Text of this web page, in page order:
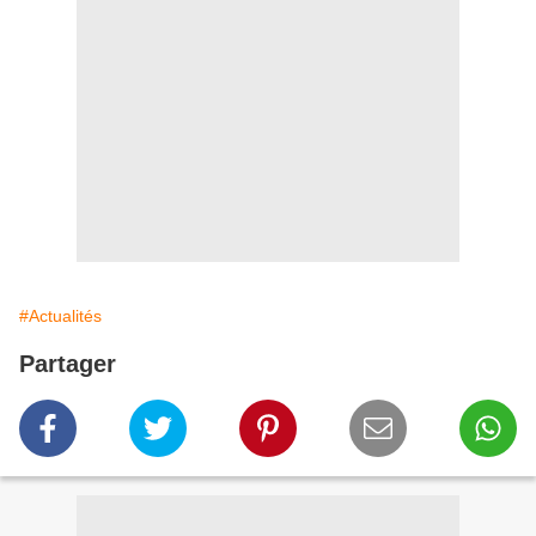
#Actualités
Partager